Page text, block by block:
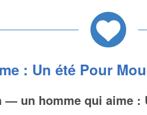
: Un été Pour
— un homme qui aime :